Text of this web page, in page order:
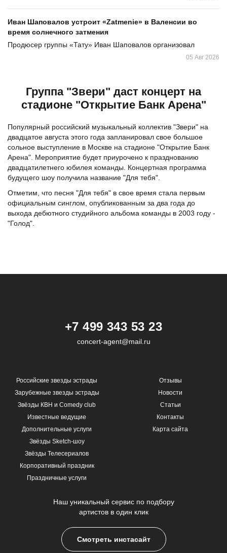
Иван Шаповалов устроит «Zatmenie» в Валенсии во
время солнечного затмения
Продюсер группы «Тату» Иван Шаповалов организовал
05 Авг 2026
Группа "Звери" даст концерт на
стадионе "Открытие Банк Арена"
Популярный российский музыкальный коллектив "Звери" на
двадцатое августа этого года запланировал свое большое
сольное выступление в Москве на стадионе "Открытие Банк
Арена". Мероприятие будет приурочено к празднованию
двадцатилетнего юбилея команды. Концертная программа
будущего шоу получила название "Для тебя".
Отметим, что песня "Для тебя" в свое время стала первым
официальным синглом, опубликованным за два года до
выхода дебютного студийного альбома команды в 2003 году -
"Голод".
+7 499 343 53 23
concert-agent@mail.ru
Российские звезды эстрады
Зарубежные звезды эстрады
Звёзды КВН и Comedy club
Известные ведущие
Дополнительные услуги
Звёзды Sketch-шоу
Звёзды Телесериалов
Корпоративный праздник
Праздничные услуги
Отзывы
Новости
Статьи
Контакты
Карта сайта
Наш уникальный сервис по подбору
артистов в один клик
Смотреть инстасайт